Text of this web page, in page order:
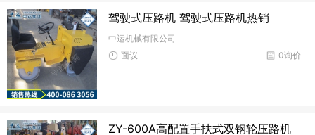
驾驶式压路机 驾驶式压路机热销
中运机械有限公司
0询价
面议
ZY-600A高配置手扶式双钢轮压路机